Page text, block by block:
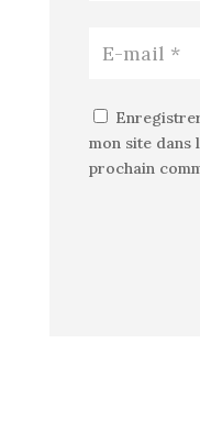
mon site dans
prochain